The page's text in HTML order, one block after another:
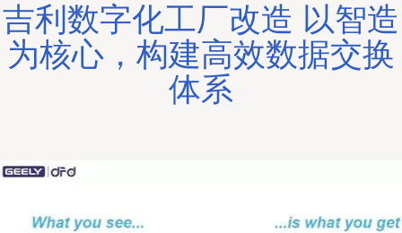
吉利数字化工厂改造 以智造
为核心，构建高效数据交换
体系